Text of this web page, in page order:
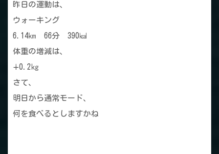
昨日の運動は、
ウォーキング
6.14㎞ 66分 390㎉
体重の増減は、
∔0.2㎏
さて、
明日から通常モード、
何を食べるとしますかね